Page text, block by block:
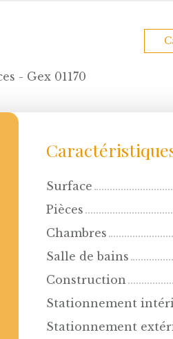
- Gex 01170
Surface
Pièces
Chambres
Salle de bains
Construction
Stationnement
Stationnement